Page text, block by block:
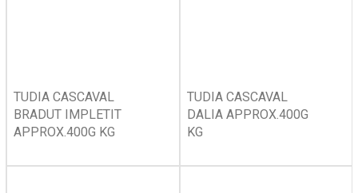
TUDIA CASCAVAL
BRADUT IMPLETIT
APPROX.400G KG
TUDIA CASCAVAL
DALIA APPROX.400G
KG